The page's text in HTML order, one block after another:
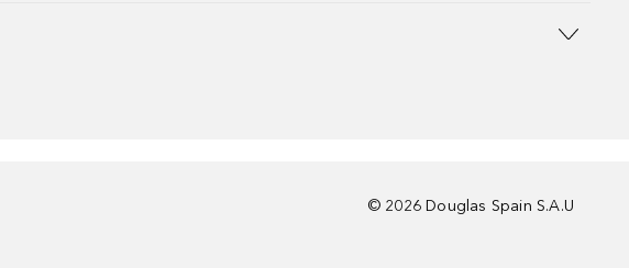
© 2026 Douglas Spain S.A.U